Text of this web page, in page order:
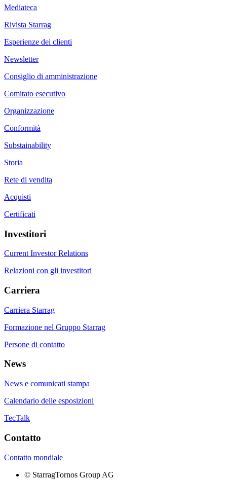
Mediateca
Rivista Starrag
Esperienze dei clienti
Newsletter
Consiglio di amministrazione
Comitato esecutivo
Organizzazione
Conformità
Substainability
Storia
Rete di vendita
Acquisti
Certificati
Investitori
Current Investor Relations
Relazioni con gli investitori
Carriera
Carriera Starrag
Formazione nel Gruppo Starrag
Persone di contatto
News
News e comunicati stampa
Calendario delle esposizioni
TecTalk
Contatto
Contatto mondiale
© StarragTornos Group AG